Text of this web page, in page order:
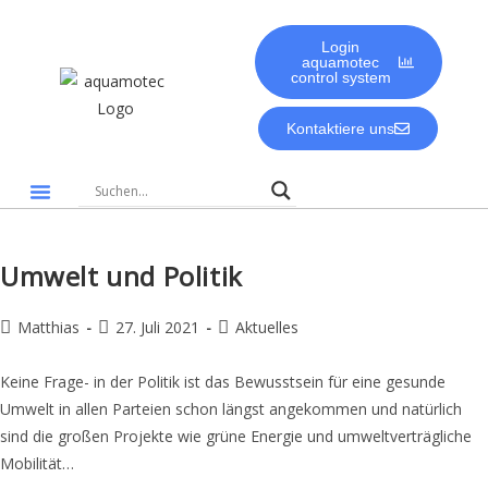
Login
aquamotec
control system
Kontaktiere uns
Umwelt und Politik
Matthias 27. Juli 2021 Aktuelles
Keine Frage- in der Politik ist das Bewusstsein für eine gesunde
Umwelt in allen Parteien schon längst angekommen und natürlich
sind die großen Projekte wie grüne Energie und umweltverträgliche
Mobilität…